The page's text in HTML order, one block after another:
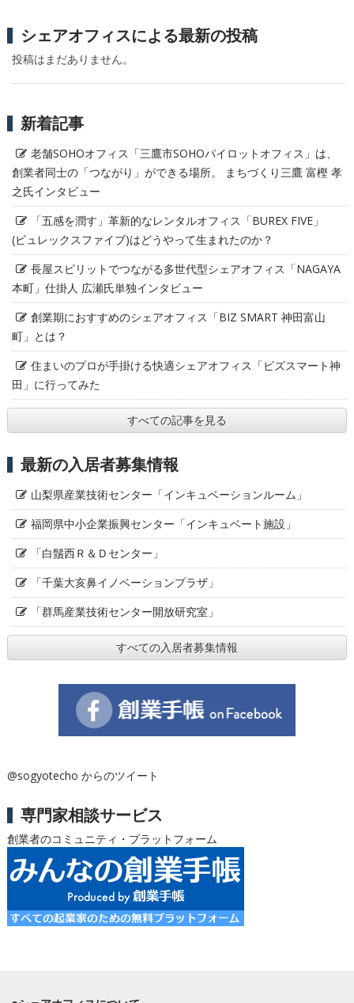
シェアオフィスによる最新の投稿
投稿はまだありません。
新着記事
老舗SOHOオフィス「三鷹市SOHOパイロットオフィス」は、
創業者同士の「つながり」ができる場所。 まちづくり三鷹 富樫 孝
之氏インタビュー
「五感を潤す」革新的なレンタルオフィス「BUREX FIVE」
(ビュレックスファイブ)はどうやって生まれたのか？
長屋スピリットでつながる多世代型シェアオフィス「NAGAYA
本町」仕掛人 広瀬氏単独インタビュー
創業期におすすめのシェアオフィス「BIZ SMART 神田富山
町」とは？
住まいのプロが手掛ける快適シェアオフィス「ビズスマート神
田」に行ってみた
すべての記事を見る
最新の入居者募集情報
山梨県産業技術センター「インキュベーションルーム」
福岡県中小企業振興センター「インキュベート施設」
「白鬚西Ｒ＆Ｄセンター」
「千葉大亥鼻イノベーションプラザ」
「群馬産業技術センター開放研究室」
すべての入居者募集情報
@sogyotecho からのツイート
専門家相談サービス
創業者のコミュニティ・プラットフォーム